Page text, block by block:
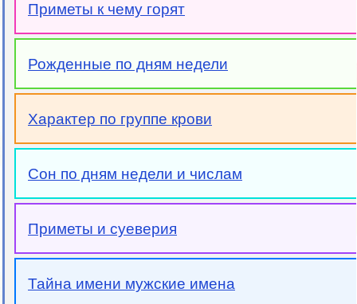
Приметы к чему горят
Рожденные по дням недели
Характер по группе крови
Сон по дням недели и числам
Приметы и суеверия
Тайна имени мужские имена